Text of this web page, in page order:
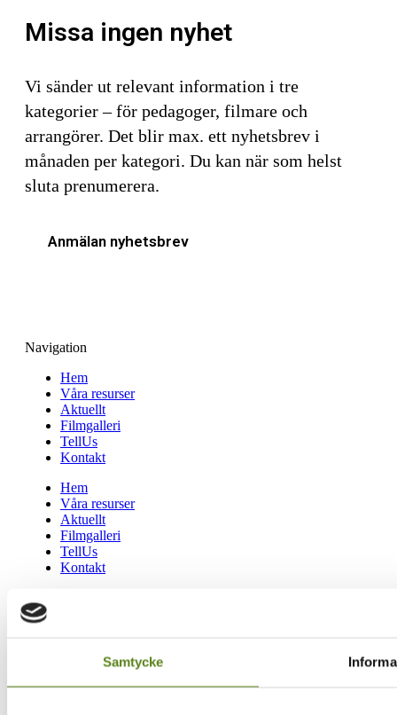
Samtycke
Missa ingen nyhet
Vi sänder ut relevant information i tre
kategorier – för pedagoger, filmare och
arrangörer. Det blir max. ett nyhetsbrev i
månaden per kategori. Du kan när som helst
sluta prenumerera.
Anmälan nyhetsbrev
Navigation
Hem
Våra resurser
Aktuellt
Filmgalleri
TellUs
Kontakt
Hem
Våra resurser
Aktuellt
Filmgalleri
TellUs
Kontakt
Filmkommission
Lediga tjänster